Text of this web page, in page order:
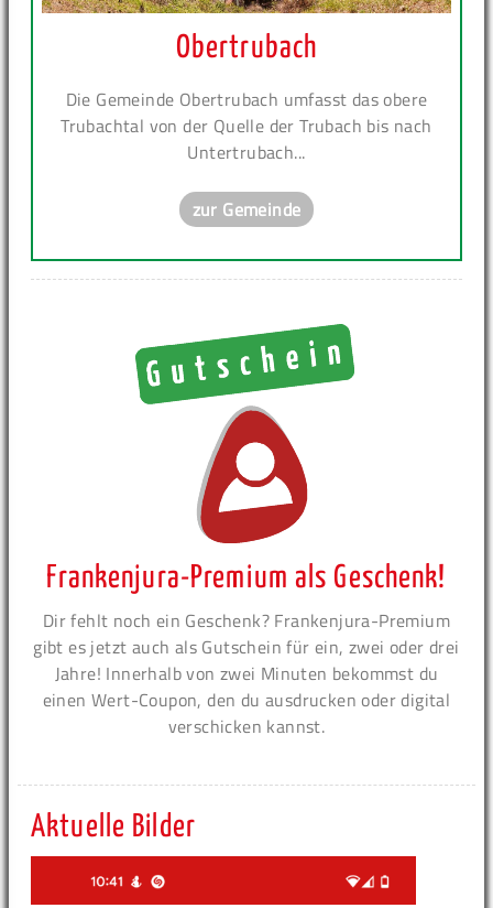
Obertrubach
Die Gemeinde Obertrubach umfasst das obere
Trubachtal von der Quelle der Trubach bis nach
Untertrubach...
zur Gemeinde
Frankenjura-Premium als Geschenk!
Dir fehlt noch ein Geschenk? Frankenjura-Premium
gibt es jetzt auch als Gutschein für ein, zwei oder drei
Jahre! Innerhalb von zwei Minuten bekommst du
einen Wert-Coupon, den du ausdrucken oder digital
verschicken kannst.
Aktuelle Bilder